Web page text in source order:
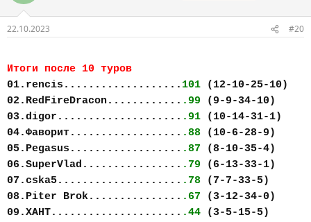
22.10.2023 #20
Итоги после 10 туров
01.rencis................... 101 (12-10-25-10)
02.RedFireDracon............ .99 (9-9-34-10)
03.digor.................... .91 (10-14-31-1)
04.Фаворит.................. .88 (10-6-28-9)
05.Pegasus.................. .87 (8-10-35-4)
06.SuperVlad................ .79 (6-13-33-1)
07.cska5.................... .78 (7-7-33-5)
08.Piter Brok............... .67 (3-12-34-0)
09.ХАНТ..................... .44 (3-5-15-5)